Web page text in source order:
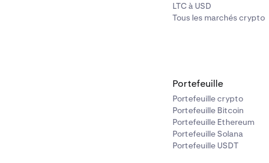
LTC à USD
Tous les marchés crypto
Portefeuille
Portefeuille crypto
Portefeuille Bitcoin
Portefeuille Ethereum
Portefeuille Solana
Portefeuille USDT